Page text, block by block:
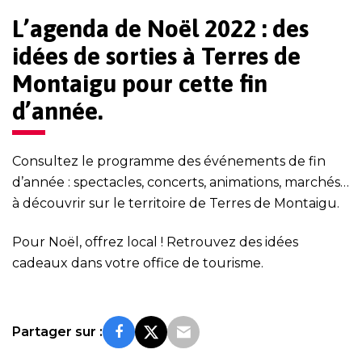
L’agenda de Noël 2022 : des
idées de sorties à Terres de
Montaigu pour cette fin
d’année.
Consultez le programme des événements de fin
d’année : spectacles, concerts, animations, marchés…
à découvrir sur le territoire de Terres de Montaigu.
Pour Noël, offrez local ! Retrouvez des idées
cadeaux dans votre office de tourisme.
Partager sur :